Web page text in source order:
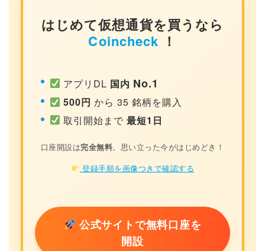
はじめて仮想通貨を買うなら
Coincheck ！
アプリDL 国内 No.1
500円 から 35 銘柄を購入
取引開始まで最短1日
口座開設は完全無料。思い立った今がはじめどき！
登録手順を画像つきで確認する
公式サイトで無料口座を
開設